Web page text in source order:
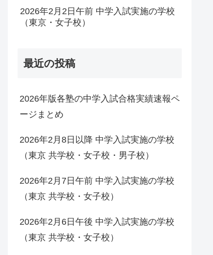
2026年2月2日午前 中学入試実施の学校
（東京・女子校）
最近の投稿
2026年版各塾の中学入試合格実績速報ペ
ージまとめ
2026年2月8日以降 中学入試実施の学校
（東京 共学校・女子校・男子校）
2026年2月7日午前 中学入試実施の学校
（東京 共学校・女子校）
2026年2月6日午後 中学入試実施の学校
（東京 共学校・女子校）